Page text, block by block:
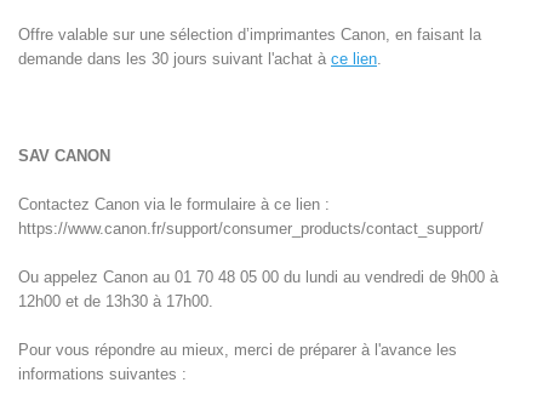
Offre valable sur une sélection d’imprimantes Canon, en faisant la
demande dans les 30 jours suivant l'achat à ce lien.
SAV CANON
Contactez Canon via le formulaire à ce lien :
https://www.canon.fr/support/consumer_products/contact_support/
Ou appelez Canon au 01 70 48 05 00 du lundi au vendredi de 9h00 à
12h00 et de 13h30 à 17h00.
Pour vous répondre au mieux, merci de préparer à l'avance les
informations suivantes :